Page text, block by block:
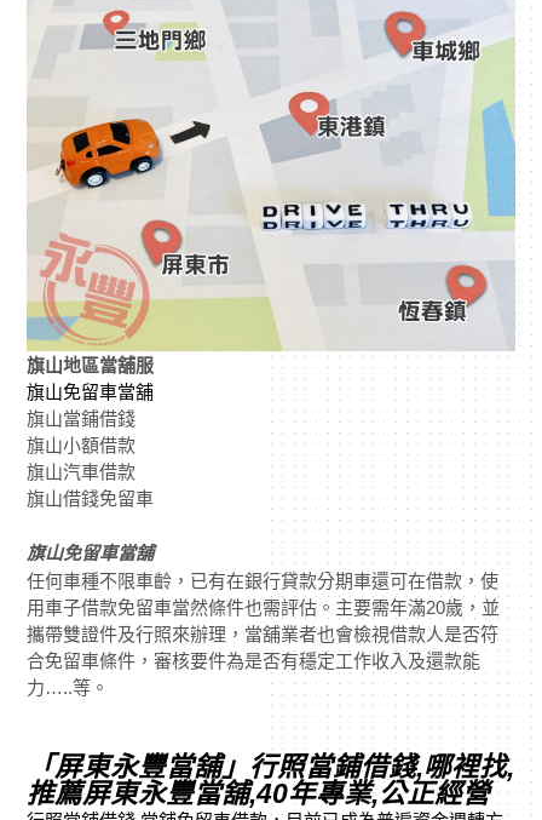
旗山地區當舖服
旗山免留車當舖
旗山當鋪借錢
旗山小額借款
旗山汽車借款
旗山借錢免留車
旗山免留車當舖
任何車種不限車齡，已有在銀行貸款分期車還可在借款，使
用車子借款免留車當然條件也需評估。主要需年滿20歲，並
攜帶雙證件及行照來辦理，當舖業者也會檢視借款人是否符
合免留車條件，審核要件為是否有穩定工作收入及還款能
力…..等。
「屏東永豐當舖」行照當鋪借錢,哪裡找,
推薦屏東永豐當舖,40年專業,公正經營